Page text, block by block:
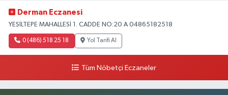
Derman Eczanesi
YEŞİLTEPE MAHALLESİ 1. CADDE NO:20 A 04865182518
0 (486) 518 25 18 Yol Tarifi Al
Tüm Nöbetçi Eczaneler